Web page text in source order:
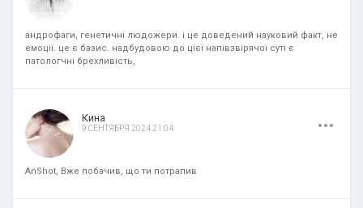
андрофаги, генетичні людожери. і це доведений науковий факт, не
емоції. це є базис. надбудовою до цієї напівзвірячої суті є
патологчні брехливість,
Кина
9 СЕНТЯБРЯ 2024 21:04 ...
AnShot, Вже побачив, що ти потрапив